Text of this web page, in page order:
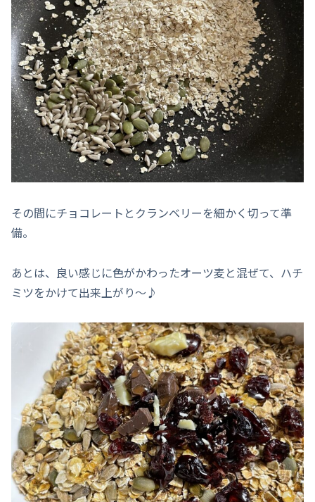
その間にチョコレートとクランベリーを細かく切って準
備。
あとは、良い感じに色がかわったオーツ麦と混ぜて、ハチ
ミツをかけて出来上がり～♪